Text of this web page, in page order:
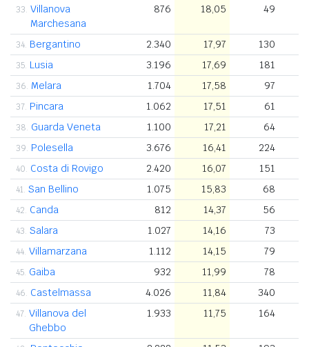
33. Villanova
Marchesana
876 18,05 49
34. Bergantino 2.340 17,97 130
35. Lusia 3.196 17,69 181
36. Melara 1.704 17,58 97
37. Pincara 1.062 17,51 61
38. Guarda Veneta 1.100 17,21 64
39. Polesella 3.676 16,41 224
40. Costa di Rovigo 2.420 16,07 151
41. San Bellino 1.075 15,83 68
42. Canda 812 14,37 56
43. Salara 1.027 14,16 73
44. Villamarzana 1.112 14,15 79
45. Gaiba 932 11,99 78
46. Castelmassa 4.026 11,84 340
47. Villanova del
Ghebbo
1.933 11,75 164